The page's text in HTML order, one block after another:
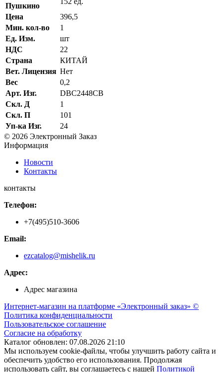
Пушкино
Цена
396,5
Мин. кол-во
1
Ед. Изм.
шт
НДС
22
Страна
КИТАЙ
Вет. Лицензия Нет
Вес
0,2
Арт. Изг.
DBC2448CB
Скл. Д
1
Скл. П
101
Уп-ка Изг.
24
© 2026 Электронный Заказ
Информация
Новости
Контакты
контакты
Телефон:
+7(495)510-3606
Email:
ezcatalog@mishelik.ru
Адрес:
Адрес магазина
Интернет-магазин на платформе «Электронный заказ» ©
Политика конфиденциальности
Пользовательское соглашение
Согласие на обработку
Каталог обновлен: 07.08.2026 21:10
Мы используем cookie-файлы, чтобы улучшить работу сайта и
обеспечить удобство его использования. Продолжая
использовать сайт, вы соглашаетесь с нашей Политикой